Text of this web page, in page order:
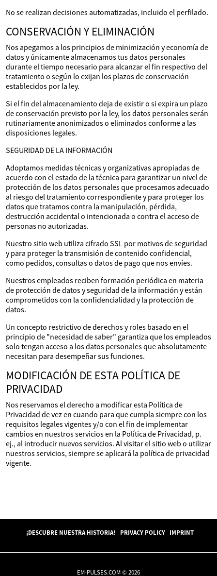
No se realizan decisiones automatizadas, incluido el perfilado.
CONSERVACIÓN Y ELIMINACIÓN
Nos apegamos a los principios de minimización y economía de
datos y únicamente almacenamos tus datos personales
durante el tiempo necesario para alcanzar el fin respectivo del
tratamiento o según lo exijan los plazos de conservación
establecidos por la ley.
Si el fin del almacenamiento deja de existir o si expira un plazo
de conservación previsto por la ley, los datos personales serán
rutinariamente anonimizados o eliminados conforme a las
disposiciones legales.
SEGURIDAD DE LA INFORMACIÓN
Adoptamos medidas técnicas y organizativas apropiadas de
acuerdo con el estado de la técnica para garantizar un nivel de
protección de los datos personales que procesamos adecuado
al riesgo del tratamiento correspondiente y para proteger los
datos que tratamos contra la manipulación, pérdida,
destrucción accidental o intencionada o contra el acceso de
personas no autorizadas.
Nuestro sitio web utiliza cifrado SSL por motivos de seguridad
y para proteger la transmisión de contenido confidencial,
como pedidos, consultas o datos de pago que nos envíes.
Nuestros empleados reciben formación periódica en materia
de protección de datos y seguridad de la información y están
comprometidos con la confidencialidad y la protección de
datos.
Un concepto restrictivo de derechos y roles basado en el
principio de "necesidad de saber" garantiza que los empleados
solo tengan acceso a los datos personales que absolutamente
necesitan para desempeñar sus funciones.
MODIFICACIÓN DE ESTA POLÍTICA DE
PRIVACIDAD
Nos reservamos el derecho a modificar esta Política de
Privacidad de vez en cuando para que cumpla siempre con los
requisitos legales vigentes y/o con el fin de implementar
cambios en nuestros servicios en la Política de Privacidad, p.
ej., al introducir nuevos servicios. Al visitar el sitio web o utilizar
nuestros servicios, siempre se aplicará la política de privacidad
vigente.
¡DESCUBRE NUESTRA HISTORIA! PRIVACY POLICY IMPRINT
EM-PULSES.COM © 2026